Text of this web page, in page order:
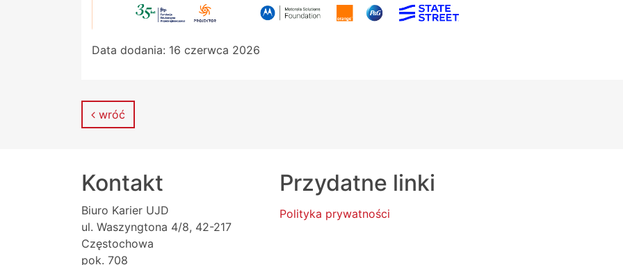
Data dodania: 16 czerwca 2026
wróć
Kontakt
Biuro Karier UJD
ul. Waszyngtona 4/8, 42-217
Częstochowa
pok. 708
Przydatne linki
Polityka prywatności